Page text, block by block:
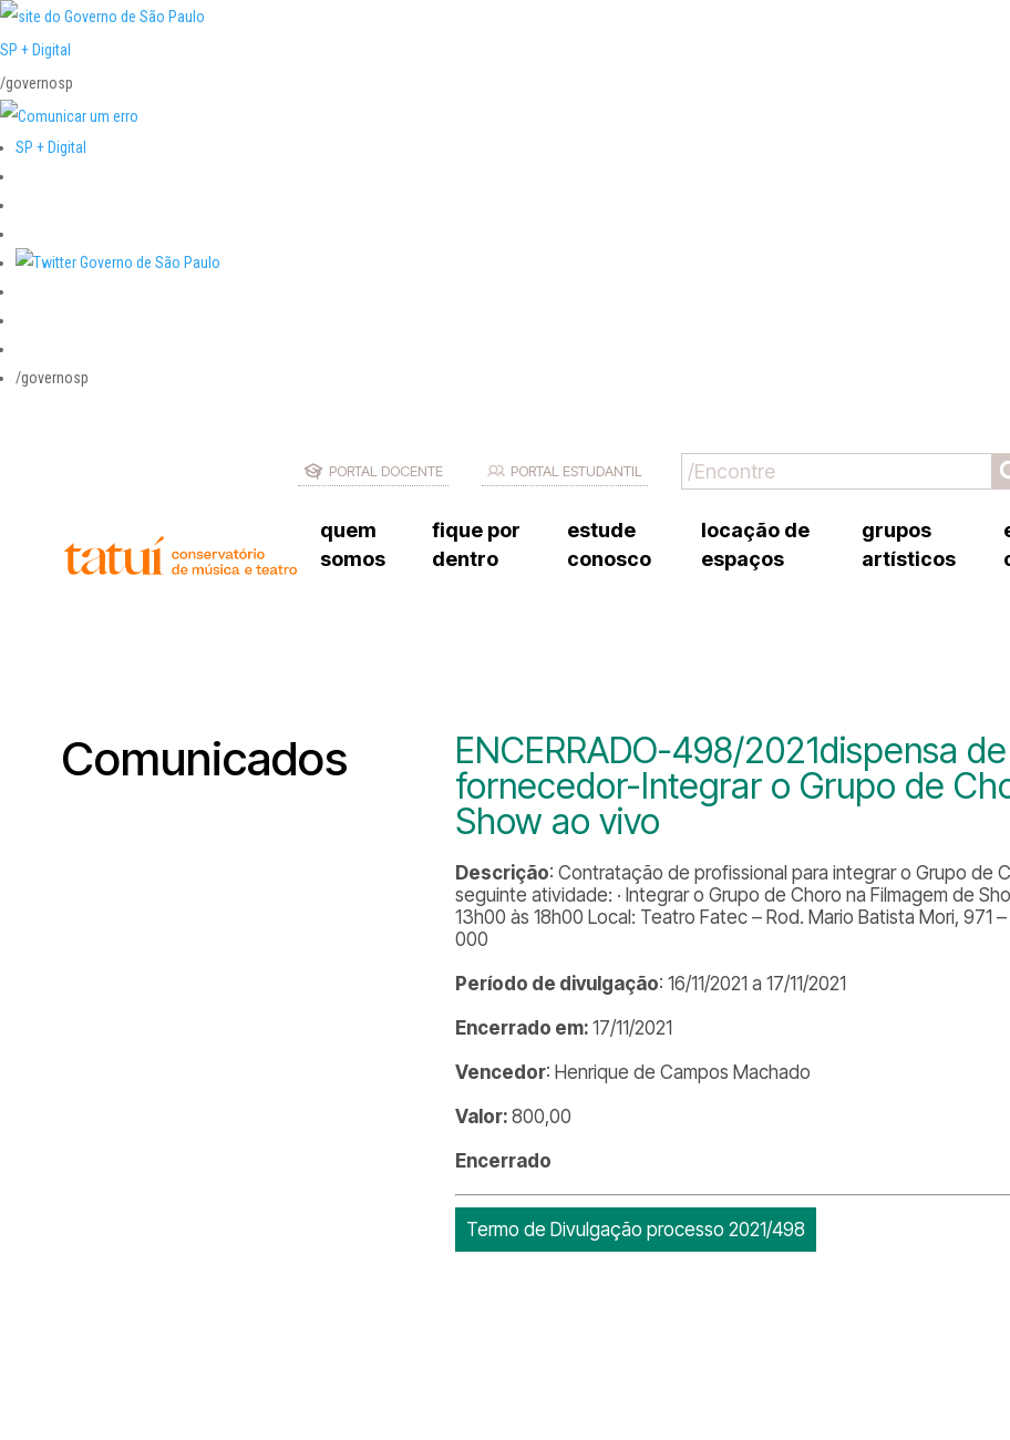
SP + Digital
/governosp
SP + Digital
/governosp
PORTAL DOCENTE PORTAL ESTUDANTIL
quem
somos
fique por
dentro
estude
conosco
locação de
espaços
grupos
artísticos
trabalhe
Comunicados
ENCERRADO-498/2021dispensa
fornecedor-Integrar o Grupo de
Show ao vivo
Descrição: Contratação de profissional para integrar o Grupo de
seguinte atividade: · Integrar o Grupo de Choro na Filmagem de
13h00 às 18h00 Local: Teatro Fatec – Rod. Mario Batista Mori, 971
000
Período de divulgação: 16/11/2021 a 17/11/2021
Encerrado em:17/11/2021
Vencedor: Henrique de Campos Machado
Valor:800,00
Encerrado
Termo de Divulgação processo 2021/498